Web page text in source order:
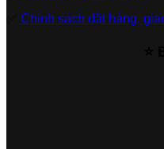
Chính sách đặt hàng,